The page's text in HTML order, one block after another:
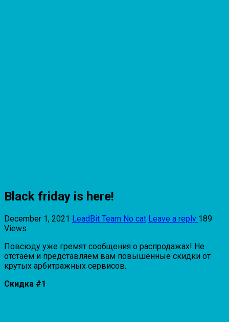
Black friday is here!
December 1, 2021 LeadBit Team No cat Leave a reply 189
Views
Повсюду уже гремят сообщения о распродажах! Не
отстаем и представляем вам повышенные скидки от
крутых арбитражных сервисов.
Скидка #1